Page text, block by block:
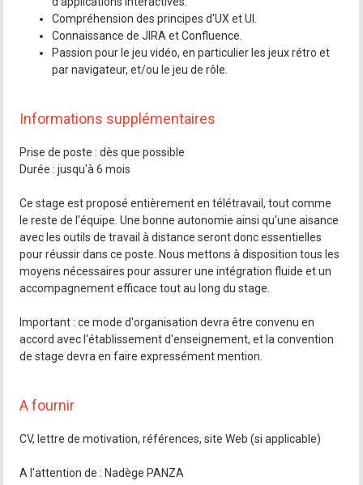
Compréhension des principes d'UX et UI.
Connaissance de JIRA et Confluence.
Passion pour le jeu vidéo, en particulier les jeux rétro et
par navigateur, et/ou le jeu de rôle.
Informations supplémentaires
Prise de poste : dès que possible
Durée : jusqu'à 6 mois
Ce stage est proposé entièrement en télétravail, tout comme
le reste de l'équipe. Une bonne autonomie ainsi qu'une aisance
avec les outils de travail à distance seront donc essentielles
pour réussir dans ce poste. Nous mettons à disposition tous les
moyens nécessaires pour assurer une intégration fluide et un
accompagnement efficace tout au long du stage.
Important : ce mode d'organisation devra être convenu en
accord avec l'établissement d'enseignement, et la convention
de stage devra en faire expressément mention.
A fournir
CV, lettre de motivation, références, site Web (si applicable)
A l'attention de : Nadège PANZA